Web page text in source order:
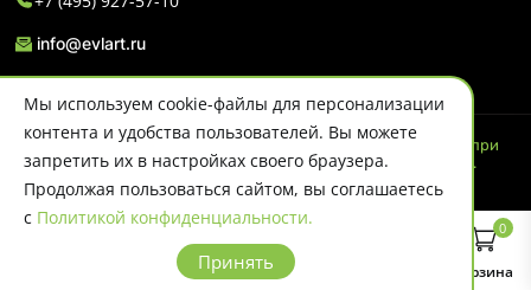
Каталог Корзина
0
info@evlart.ru
© 2026 Evlart. Сайт несет информационный характер и ни при
каких обстоятельствах не является публичной офертой.
Политика конфиденциальности
Мы используем cookie-файлы для персонализации
контента и удобства пользователей. Вы можете
запретить их в настройках своего браузера.
Продолжая пользоваться сайтом, вы соглашаетесь
с Политикой конфиденциальности.
Принять